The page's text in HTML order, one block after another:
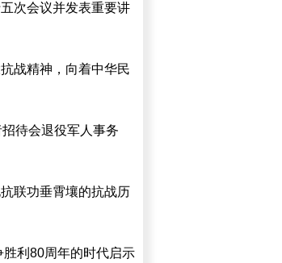
次会议并发表重要讲
战精神，向着中华民
待会退役军人事务
联功垂霄壤的抗战历
利80周年的时代启示